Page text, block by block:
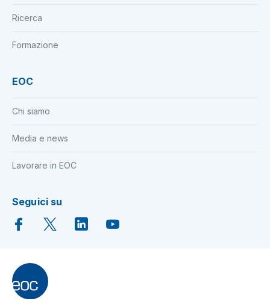
Ricerca
Formazione
EOC
Chi siamo
Media e news
Lavorare in EOC
Seguici su